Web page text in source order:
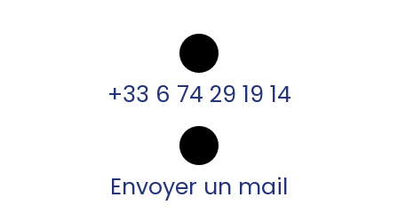
+33 6 74 29 19 14
Envoyer un mail